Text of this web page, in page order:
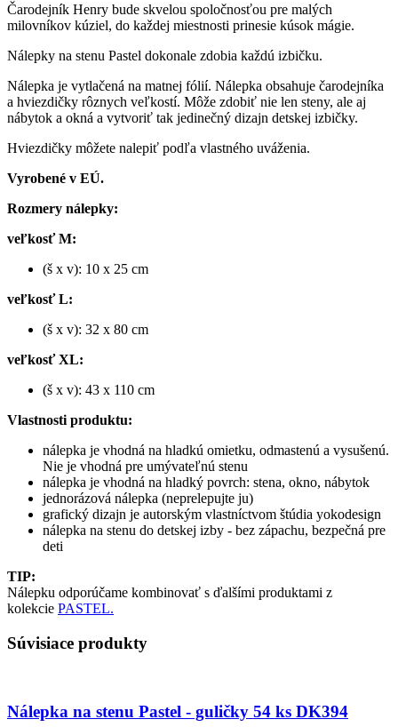
Čarodejník Henry bude skvelou spoločnosťou pre malých
milovníkov kúziel, do každej miestnosti prinesie kúsok mágie.
Nálepky na stenu Pastel dokonale zdobia každú izbičku.
Nálepka je vytlačená na matnej fólií. Nálepka obsahuje čarodejníka
a hviezdičky rôznych veľkostí. Môže zdobiť nie len steny, ale aj
nábytok a okná a vytvoriť tak jedinečný dizajn detskej izbičky.
Hviezdičky môžete nalepiť podľa vlastného uváženia.
Vyrobené v EÚ.
Rozmery nálepky:
veľkosť M:
(š x v): 10 x 25 cm
veľkosť L:
(š x v): 32 x 80 cm
veľkosť XL:
(š x v): 43 x 110 cm
Vlastnosti produktu:
nálepka je vhodná na hladkú omietku, odmastenú a vysušenú.
Nie je vhodná pre umývateľnú stenu
nálepka je vhodná na hladký povrch: stena, okno, nábytok
jednorázová nálepka (neprelepujte ju)
grafický dizajn je autorským vlastníctvom štúdia yokodesign
nálepka na stenu do detskej izby - bez zápachu, bezpečná pre
deti
TIP:
Nálepku odporúčame kombinovať s ďalšími produktami z
kolekcie PASTEL.
Súvisiace produkty
Nálepka na stenu Pastel - guličky 54 ks DK394